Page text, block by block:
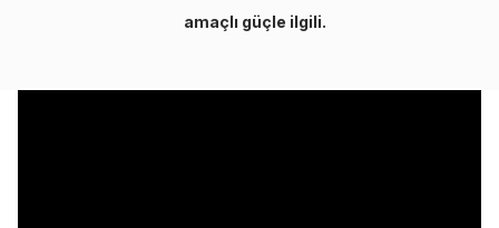
amaçlı güçle ilgili.